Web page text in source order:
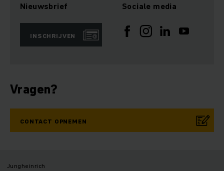
Nieuwsbrief
INSCHRIJVEN
Sociale media
Vragen?
CONTACT OPNEMEN
Jungheinrich